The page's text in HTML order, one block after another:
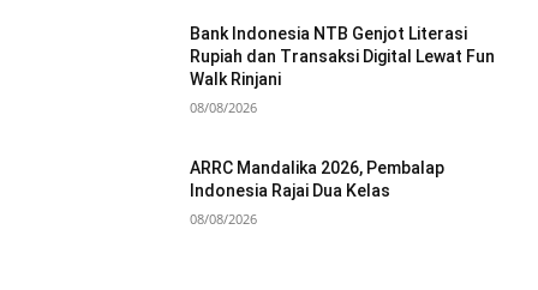
Bank Indonesia NTB Genjot Literasi
Rupiah dan Transaksi Digital Lewat Fun
Walk Rinjani
08/08/2026
ARRC Mandalika 2026, Pembalap
Indonesia Rajai Dua Kelas
08/08/2026